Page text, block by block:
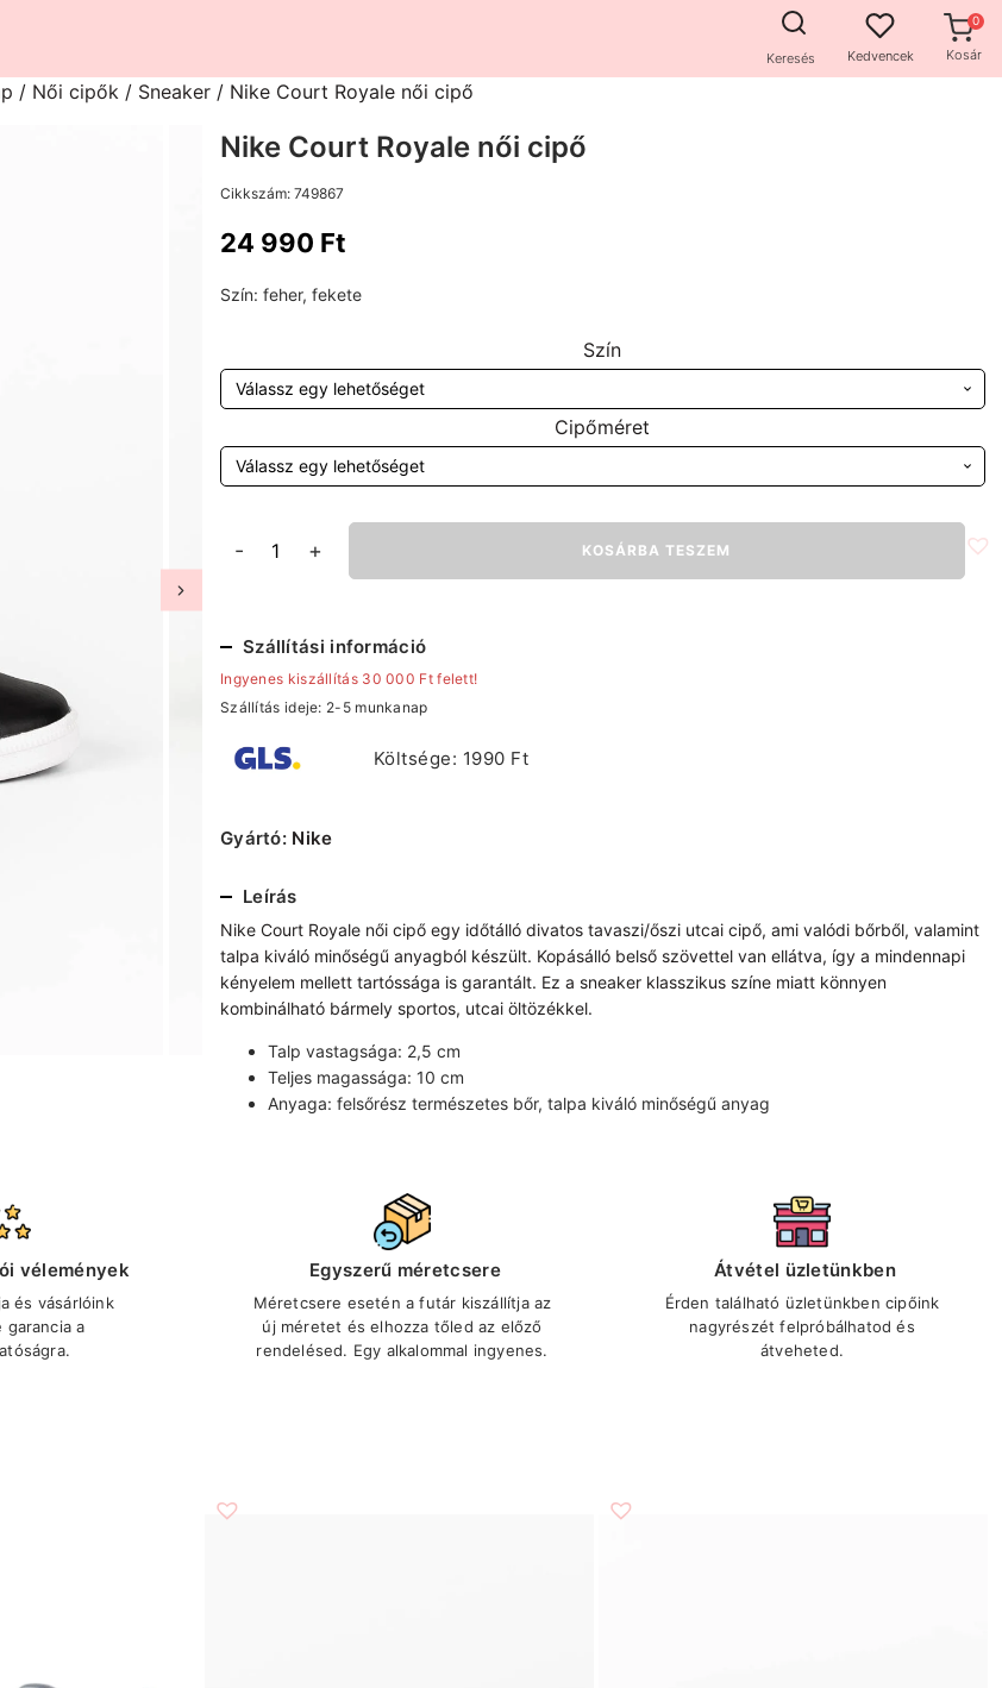
Keresés Kedvencek Kosár
/ Női cipők / Sneaker / Nike Court Royale női cipő
Nike Court Royale női cipő
Cikkszám: 749867
24 990 Ft
Szín: feher, fekete
Szín
Cipőméret
-
Court
mennyiség
+ KOSÁRBA TESZEM
Szállítási információ
Ingyenes kiszállítás 30 000 Ft felett!
Szállítás ideje: 2-5 munkanap
Költsége: 1990 Ft
Gyártó: Nike
Leírás
Nike Court Royale női cipő egy időtálló divatos tavaszi/őszi utcai cipő, ami valódi bőrből, valamint
talpa kiváló minőségű anyagból készült. Kopásálló belső szövettel van ellátva, így a mindennapi
kényelem mellett tartóssága is garantált. Ez a sneaker klasszikus színe miatt könnyen
kombinálható bármely sportos, utcai öltözékkel.
Talp vastagsága: 2,5 cm
Teljes magassága: 10 cm
Anyaga: felsőrész természetes bőr, talpa kiváló minőségű anyag
vélemények
és vásárlóink
garancia a
Egyszerű méretcsere
Méretcsere esetén a futár kiszállítja az
új méretet és elhozza tőled az előző
rendelésed. Egy alkalommal ingyenes.
Átvétel üzletünkben
Érden található üzletünkben cipőink
nagyrészét felpróbálhatod és
átveheted.